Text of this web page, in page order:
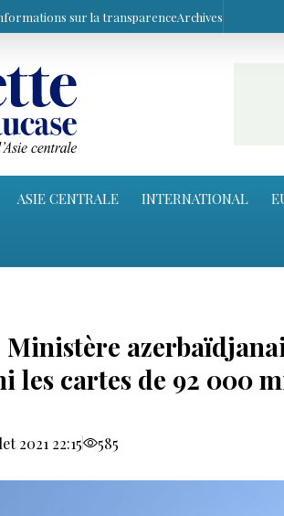
sur la transparenceArchives
ASIE CENTRALE INTERNATIONAL
les cartes de 92 000
2021 22:15 585